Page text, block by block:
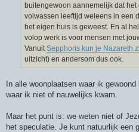
buitengewoon aannemelijk dat
volwassen leeftijd weleens in een
het eigen huis is geweest. En al
volop werk is voor mensen met
Vanuit Sepphoris kun je Nazareth
uitzicht) en andersom dus ook.
In alle woonplaatsen waar ik
waar ik niet of nauwelijks kwam.
Maar het punt is: we weten niet of
het speculatie. Je kunt natuurlijk een